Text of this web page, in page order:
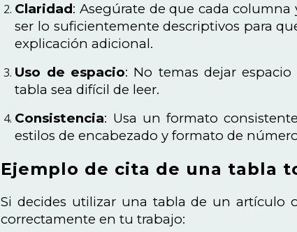
Claridad: Asegúrate de que cada
ser lo suficientemente descriptivos para
explicación adicional.
Uso de espacio: No temas dejar
tabla sea difícil de leer.
Consistencia: Usa un formato
estilos de encabezado y formato de
Ejemplo de cita de una tabla
Si decides utilizar una tabla de un artículo
correctamente en tu trabajo: